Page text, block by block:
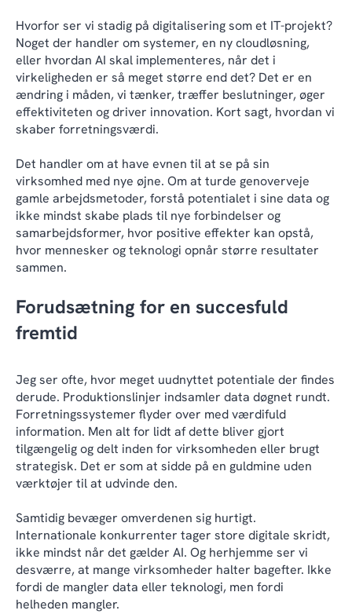
Hvorfor ser vi stadig på digitalisering som et IT-projekt?
Noget der handler om systemer, en ny cloudløsning,
eller hvordan AI skal implementeres, når det i
virkeligheden er så meget større end det? Det er en
ændring i måden, vi tænker, træffer beslutninger, øger
effektiviteten og driver innovation. Kort sagt, hvordan vi
skaber forretningsværdi.
Det handler om at have evnen til at se på sin
virksomhed med nye øjne. Om at turde genoverveje
gamle arbejdsmetoder, forstå potentialet i sine data og
ikke mindst skabe plads til nye forbindelser og
samarbejdsformer, hvor positive effekter kan opstå,
hvor mennesker og teknologi opnår større resultater
sammen.
Forudsætning for en succesfuld
fremtid
Jeg ser ofte, hvor meget uudnyttet potentiale der findes
derude. Produktionslinjer indsamler data døgnet rundt.
Forretningssystemer flyder over med værdifuld
information. Men alt for lidt af dette bliver gjort
tilgængelig og delt inden for virksomheden eller brugt
strategisk. Det er som at sidde på en guldmine uden
værktøjer til at udvinde den.
Samtidig bevæger omverdenen sig hurtigt.
Internationale konkurrenter tager store digitale skridt,
ikke mindst når det gælder AI. Og herhjemme ser vi
desværre, at mange virksomheder halter bagefter. Ikke
fordi de mangler data eller teknologi, men fordi
helheden mangler.